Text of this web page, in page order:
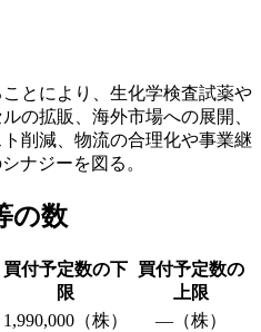
とにより、生化学検査試薬や
の拡販、海外市場への展開、
削減、物流の合理化や事業継
ナジーを図る。
の数
買付予定数の下
限
買付予定数の
上限
1,990,000（株） ―（株）